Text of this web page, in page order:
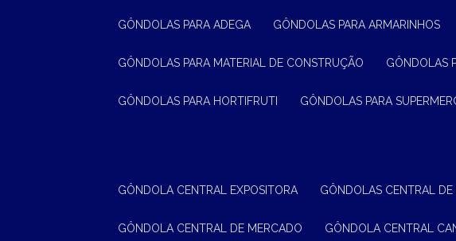
GÔNDOLAS PARA ADEGA GÔNDOLAS PARA ARMARINHOS
GÔNDOLAS PARA MATERIAL DE CONSTRUÇÃO GÔNDOLAS
GÔNDOLAS PARA HORTIFRUTI GÔNDOLAS PARA
GÔNDOLA CENTRAL EXPOSITORA GÔNDOLAS CENTRAL
GÔNDOLA CENTRAL DE MERCADO GÔNDOLA CENTRAL